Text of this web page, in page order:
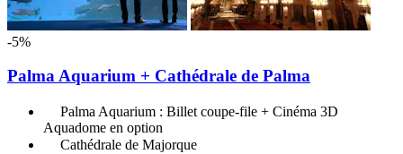
-5%
Palma Aquarium + Cathédrale de Palma
Palma Aquarium : Billet coupe-file + Cinéma 3D
Aquadome en option
Cathédrale de Majorque